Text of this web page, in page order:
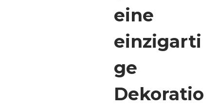
eine
einzigarti
ge
Dekoratio